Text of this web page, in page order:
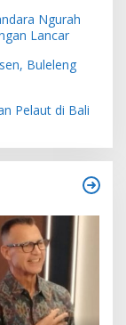
Ngurah
Lancar
Buleleng
Pelaut di Bali